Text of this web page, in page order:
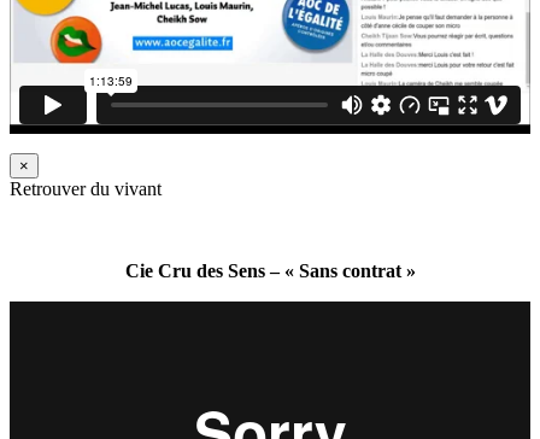
×
Retrouver du vivant
Cie Cru des Sens – « Sans contrat »